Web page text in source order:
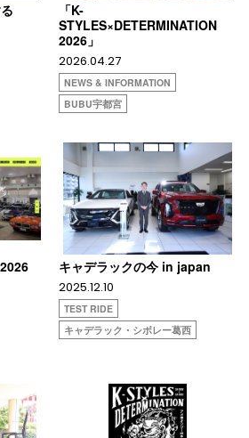
「K-
STYLES×DETERMINATION
2026」
2026.04.27
NEWS & INFORMATION
BUBU宇都宮
キャデラックの今 in japan
2025.12.10
TEST RIDE
キャデラック・シボレー葛西